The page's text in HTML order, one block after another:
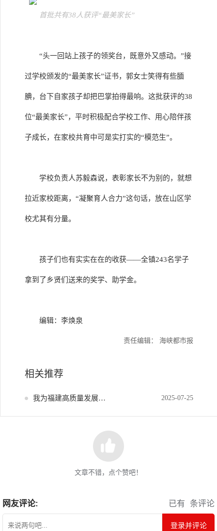
首批共有38人获评“最美家长”
“头一回站上孩子的领奖台，既意外又感动。”接
过学校颁发的“最美家长”证书，郭女士笑得有些腼
腆，台下自家孩子却把巴掌拍得最响。这批获评的38
位“最美家长”，平时积极配合学校工作、用心陪伴孩
子成长，在家校共育中可是实打实的“模范生”。
学校负责人苏毅森说，表彰家长不为别的，就想
拉近家校距离，“凝聚育人合力”这句话，放在山区学
校尤其有分量。
孩子们也有实实在在的收获——全镇243名学子
拿到了乡贤们送来的奖学、助学金。
编辑：李焕泉
责任编辑： 海峡都市报
相关推荐
我为福建高质量发展献策 2025-07-25
文章不错，点个赞吧！
网友评论: 已有 条评论
登录并评论